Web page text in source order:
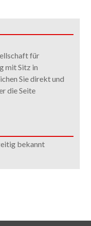
für
mit Sitz in
Sie direkt und
die Seite
bekannt